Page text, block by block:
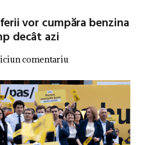
vor cumpăra benzina
decât azi
comentariu